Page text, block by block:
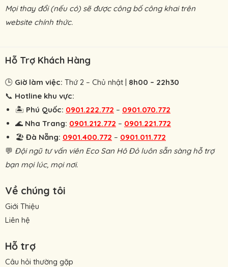
Mọi thay đổi (nếu có) sẽ được công bố công khai trên
website chính thức.
Hỗ Trợ Khách Hàng
🕒 Giờ làm việc: Thứ 2 – Chủ nhật | 8h00 – 22h30
📞 Hotline khu vực:
🏝 Phú Quốc: 0901.222.772 – 0901.070.772
🌊 Nha Trang: 0901.212.772 – 0901.221.772
🏖 Đà Nẵng: 0901.400.772 – 0901.011.772
💬 Đội ngũ tư vấn viên Eco San Hô Đỏ luôn sẵn sàng hỗ trợ
bạn mọi lúc, mọi nơi.
Về chúng tôi
Giới Thiệu
Liên hệ
Hỗ trợ
Câu hỏi thường gặp